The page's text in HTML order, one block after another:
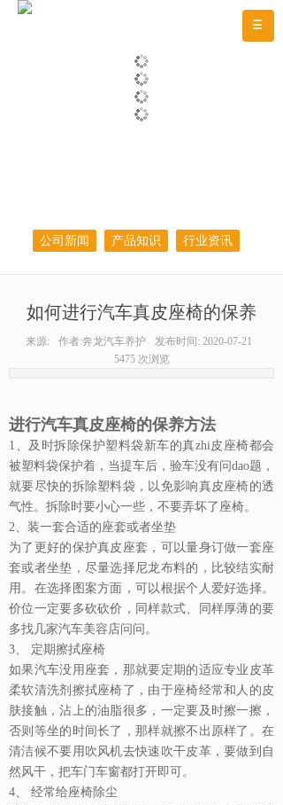
公司新闻 产品知识 行业资讯
如何进行汽车真皮座椅的保养
来源: 作者:奔龙汽车养护 发布时间: 2020-07-21
5475 次浏览
进行汽车真皮座椅的保养方法
1、及时拆除保护塑料袋新车的真zhi皮座椅都会
被塑料袋保护着，当提车后，验车没有问dao题，
就要尽快的拆除塑料袋，以免影响真皮座椅的透
气性。拆除时要小心一些，不要弄坏了座椅。
2、装一套合适的座套或者坐垫
为了更好的保护真皮座套，可以量身订做一套座
套或者坐垫，尽量选择尼龙布料的，比较结实耐
用。在选择图案方面，可以根据个人爱好选择。
价位一定要多砍砍价，同样款式、同样厚薄的要
多找几家汽车美容店问问。
3、 定期擦拭座椅
如果汽车没用座套，那就要定期的适应专业皮革
柔软清洗剂擦拭座椅了，由于座椅经常和人的皮
肤接触，沾上的油脂很多，一定要及时擦一擦，
否则等坐的时间长了，那样就擦不出原样了。在
清洁候不要用吹风机去快速吹干皮革，要做到自
然风干，把车门车窗都打开即可。
4、 经常给座椅除尘